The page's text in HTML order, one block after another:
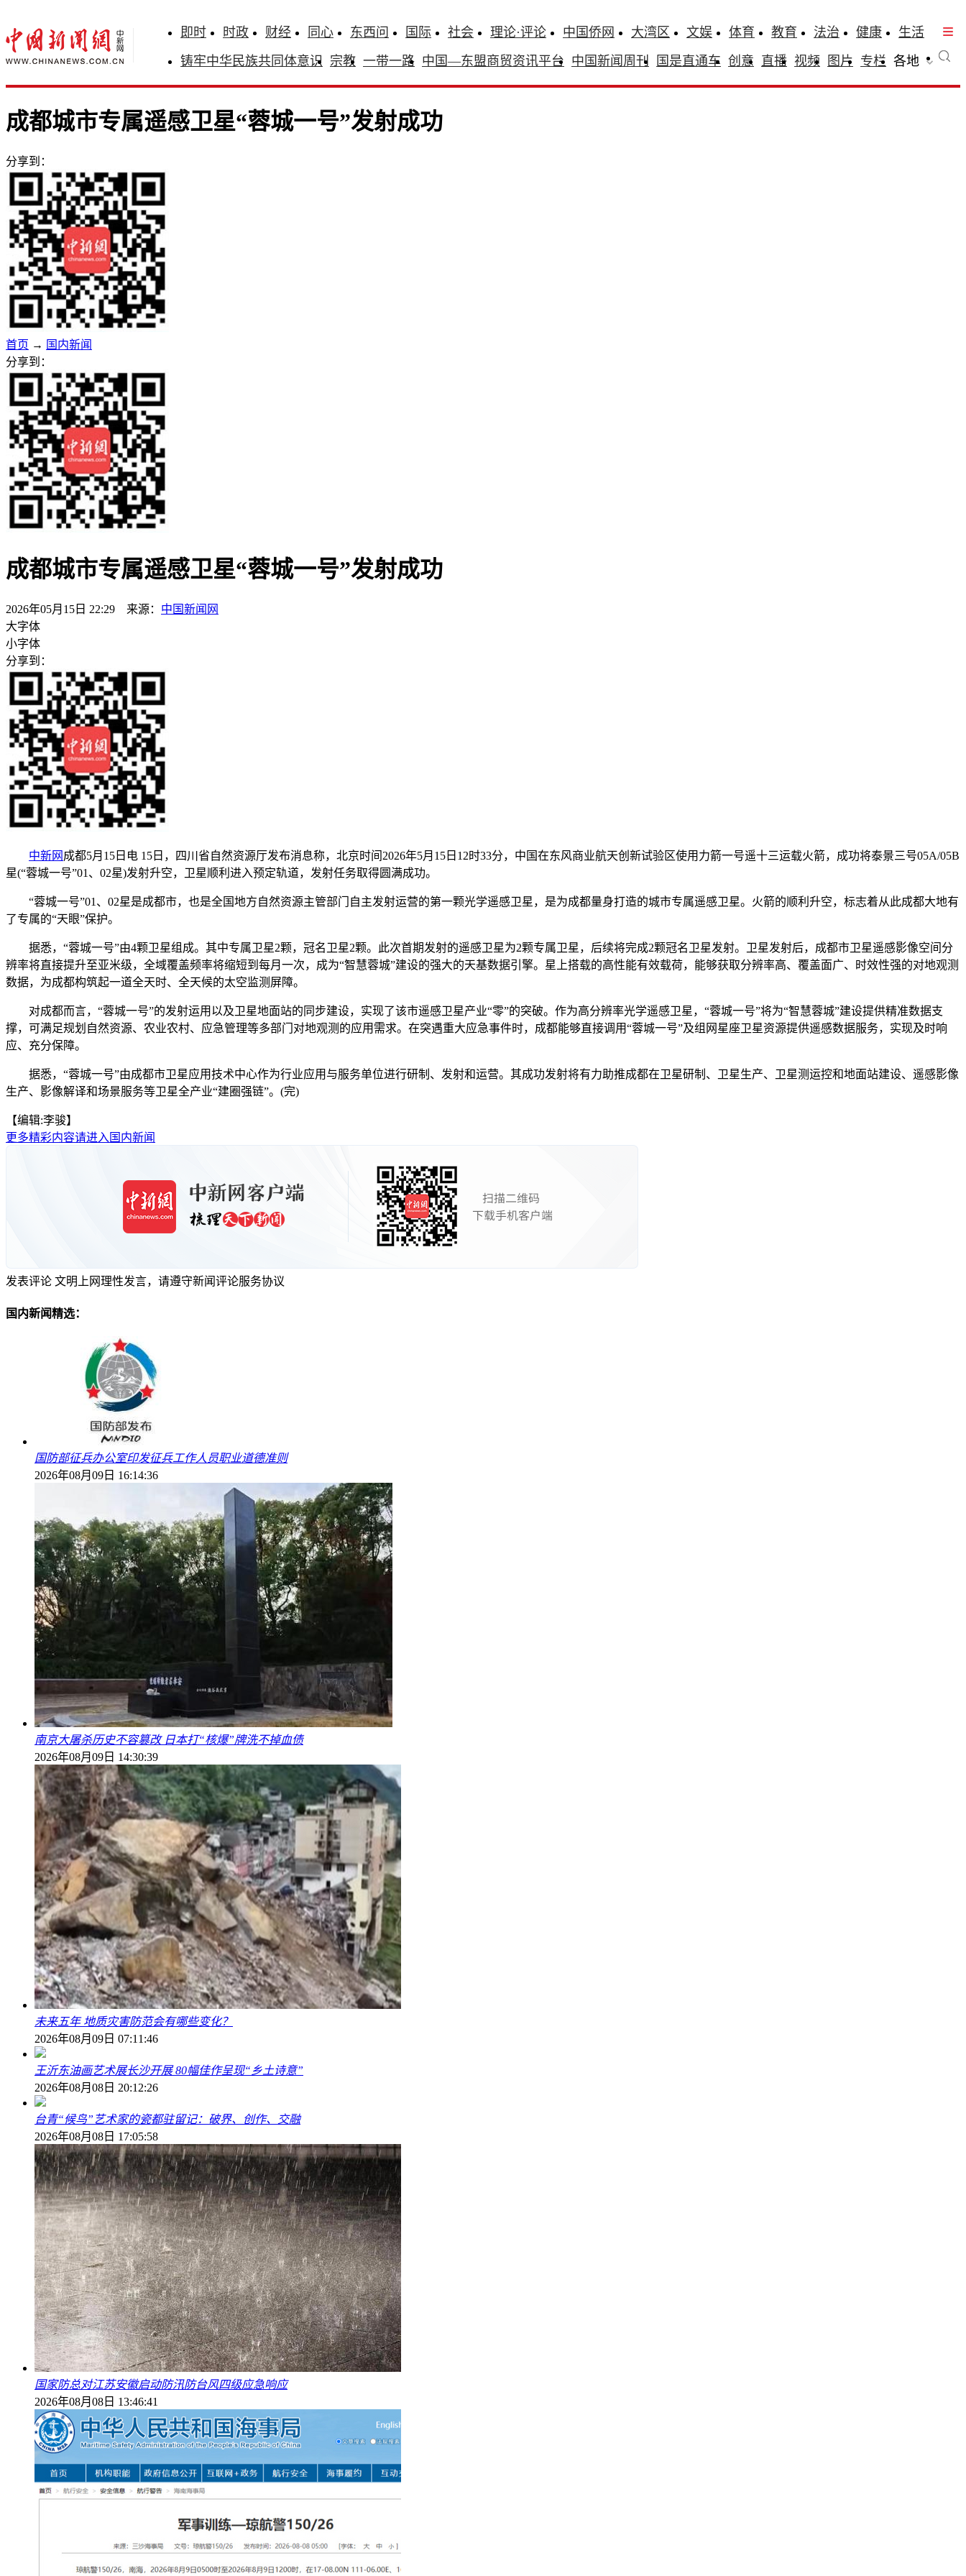
即时 时政 财经 同心 东西问 国际 社会 理论·评论 中国侨网 大湾区 文娱 体育 教育 法治 健康
生活
铸牢中华民族共同体意识 宗教 一带一路 中国—东盟商贸资讯平台 中国新闻周刊 国是直通车 创意 直播 视频 图片 专栏 各地
成都城市专属遥感卫星“蓉城一号”发射成功
分享到：
首页 → 国内新闻
分享到：
成都城市专属遥感卫星“蓉城一号”发射成功
2026年05月15日 22:29 来源： 中国新闻网
大字体
小字体
分享到：
中新网 成都5月15日电 15日，四川省自然资源厅发布消息称，北京时间2026年5月15日12时33分，中国在东风商业航天创新试验区使用力箭一号遥十三运载火箭，成功将泰景三号05A/05B
星(“蓉城一号”01、02星)发射升空，卫星顺利进入预定轨道，发射任务取得圆满成功。
“蓉城一号”01、02星是成都市，也是全国地方自然资源主管部门自主发射运营的第一颗光学遥感卫星，是为成都量身打造的城市专属遥感卫星。火箭的顺利升空，标志着从此成都大地有
了专属的“天眼”保护。
据悉，“蓉城一号”由4颗卫星组成。其中专属卫星2颗，冠名卫星2颗。此次首期发射的遥感卫星为2颗专属卫星，后续将完成2颗冠名卫星发射。卫星发射后，成都市卫星遥感影像空间分
辨率将直接提升至亚米级，全域覆盖频率将缩短到每月一次，成为“智慧蓉城”建设的强大的天基数据引擎。星上搭载的高性能有效载荷，能够获取分辨率高、覆盖面广、时效性强的对地观测
数据，为成都构筑起一道全天时、全天候的太空监测屏障。
对成都而言，“蓉城一号”的发射运用以及卫星地面站的同步建设，实现了该市遥感卫星产业“零”的突破。作为高分辨率光学遥感卫星，“蓉城一号”将为“智慧蓉城”建设提供精准数据支
撑，可满足规划自然资源、农业农村、应急管理等多部门对地观测的应用需求。在突遇重大应急事件时，成都能够直接调用“蓉城一号”及组网星座卫星资源提供遥感数据服务，实现及时响
应、充分保障。
据悉，“蓉城一号”由成都市卫星应用技术中心作为行业应用与服务单位进行研制、发射和运营。其成功发射将有力助推成都在卫星研制、卫星生产、卫星测运控和地面站建设、遥感影像
生产、影像解译和场景服务等卫星全产业“建圈强链”。(完)
【编辑:李骏】
更多精彩内容请进入国内新闻
发表评论 文明上网理性发言，请遵守新闻评论服务协议
国内新闻精选：
国防部征兵办公室印发征兵工作人员职业道德准则
2026年08月09日 16:14:36
南京大屠杀历史不容篡改 日本打“核爆”牌洗不掉血债
2026年08月09日 14:30:39
未来五年 地质灾害防范会有哪些变化？
2026年08月09日 07:11:46
王沂东油画艺术展长沙开展 80幅佳作呈现“乡土诗意”
2026年08月08日 20:12:26
台青“候鸟”艺术家的瓷都驻留记：破界、创作、交融
2026年08月08日 17:05:58
国家防总对江苏安徽启动防汛防台风四级应急响应
2026年08月08日 13:46:41